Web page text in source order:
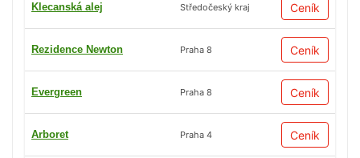
Klecanská alej Středočeský kraj Ceník
Rezidence Newton Praha 8 Ceník
Evergreen Praha 8 Ceník
Arboret Praha 4 Ceník